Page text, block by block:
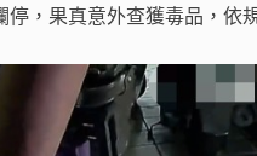
停，果真意外查獲毒品，依